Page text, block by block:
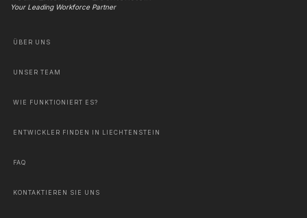
Your Leading Workforce Partner
ÜBER UNS
UNSER TEAM
WIE FUNKTIONIERT ES?
ENTWICKLER FINDEN IN LIECHTENSTEIN
FAQ
KONTAKTIEREN SIE UNS